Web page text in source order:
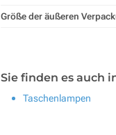
Größe der äußeren
Sie finden es auch
Taschenlampen